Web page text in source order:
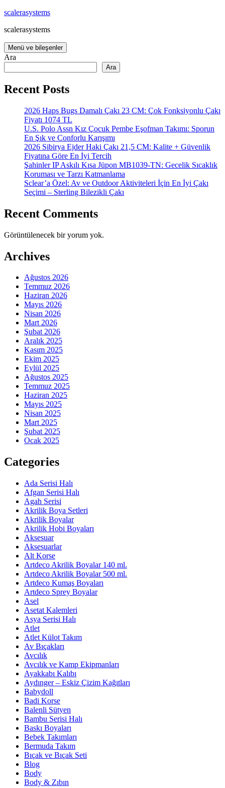
İçeriğe
scalerasystems
scalerasystems
Menü ve bileşenler
Ara
Ara
Recent Posts
2026 Haps Bugs Damalı Çakı 23 CM: Çok Fonksiyonlu Çakı
Fiyatı 1074 TL
U.S. Polo Assn Kız Çocuk Pembe Eşofman Takımı: Sporun
En Şık ve Conforlu Karışımı
2026 Sibirya Ejder Haki Çakı 21,5 CM: Kalite + Güvenlik
Fiyatına Göre En İyi Tercih
Şahinler IP Askılı Kısa Jüpon MB1039-TN: Gecelik Sıcaklık
Koruması ve Tarzı Katmanlama
Sclear’a Özel: Av ve Outdoor Aktiviteleri İçin En İyi Çakı
Seçimi – Sterling Bilezikli Çakı
Recent Comments
Görüntülenecek bir yorum yok.
Archives
Ağustos 2026
Temmuz 2026
Haziran 2026
Mayıs 2026
Nisan 2026
Mart 2026
Şubat 2026
Aralık 2025
Kasım 2025
Ekim 2025
Eylül 2025
Ağustos 2025
Temmuz 2025
Haziran 2025
Mayıs 2025
Nisan 2025
Mart 2025
Şubat 2025
Ocak 2025
Categories
Ada Serisi Halı
Afgan Serisi Halı
Agah Serisi
Akrilik Boya Setleri
Akrilik Boyalar
Akrilik Hobi Boyaları
Aksesuar
Aksesuarlar
Alt Korse
Artdeco Akrilik Boyalar 140 ml.
Artdeco Akrilik Boyalar 500 ml.
Artdeco Kumaş Boyaları
Artdeco Sprey Boyalar
Asel
Asetat Kalemleri
Asya Serisi Halı
Atlet
Atlet Külot Takım
Av Bıçakları
Avcılık
Avcılık ve Kamp Ekipmanları
Ayakkabı Kalıbı
Aydınger – Eskiz Çizim Kağıtları
Babydoll
Badi Korse
Balenli Sütyen
Bambu Serisi Halı
Baskı Boyaları
Bebek Takımları
Bermuda Takım
Bıçak ve Bıçak Seti
Blog
Body
Body & Zıbın